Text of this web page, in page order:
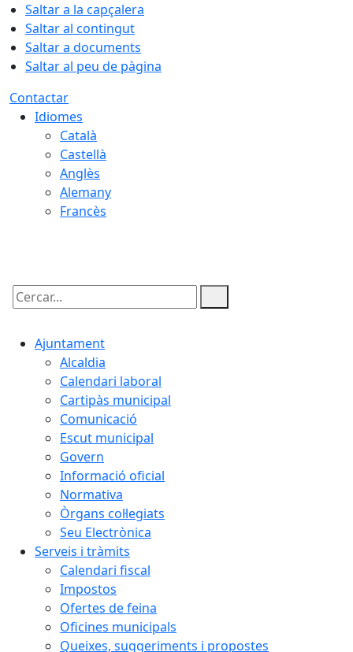
Saltar a la capçalera
Saltar al contingut
Saltar a documents
Saltar al peu de pàgina
Contactar
Idiomes
Català
Castellà
Anglès
Alemany
Francès
Cercar:
Ajuntament
Alcaldia
Calendari laboral
Cartipàs municipal
Comunicació
Escut municipal
Govern
Informació oficial
Normativa
Òrgans col·legiats
Seu Electrònica
Serveis i tràmits
Calendari fiscal
Impostos
Ofertes de feina
Oficines municipals
Queixes, suggeriments i propostes